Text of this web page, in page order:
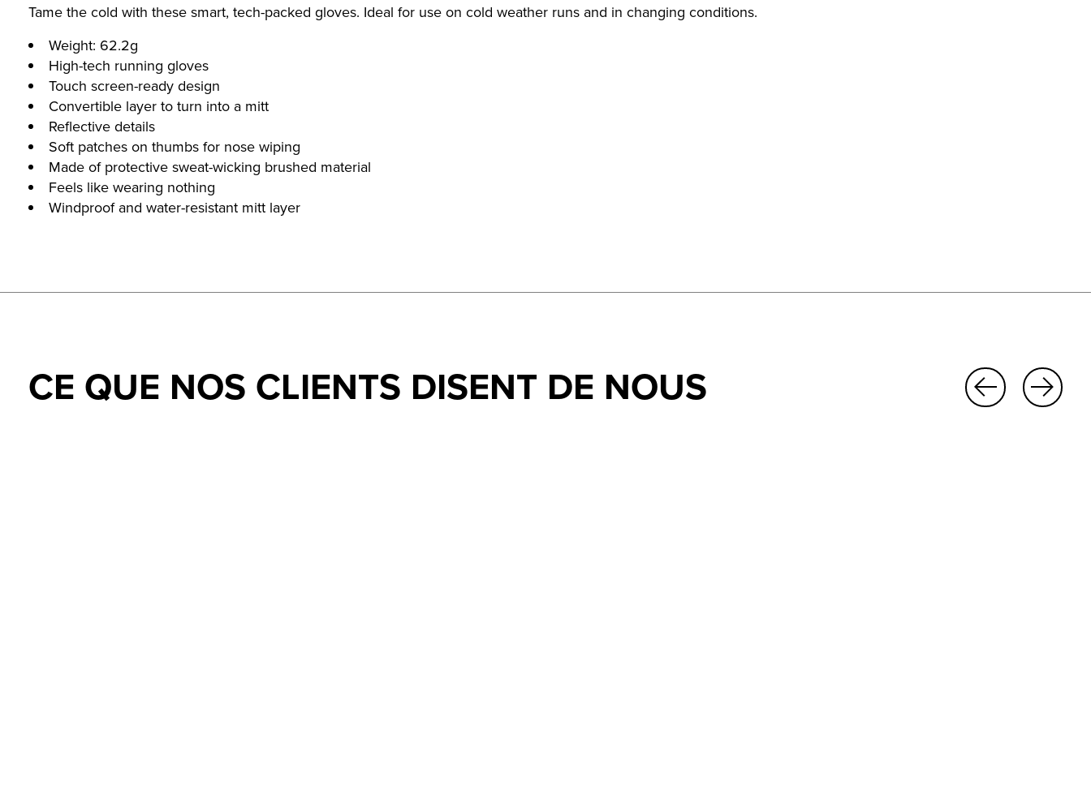
Tame the cold with these smart, tech-packed gloves. Ideal for use on cold weather runs and in changing conditions.
Weight: 62.2g
High-tech running gloves
Touch screen-ready design
Convertible layer to turn into a mitt
Reflective details
Soft patches on thumbs for nose wiping
Made of protective sweat-wicking brushed material
Feels like wearing nothing
Windproof and water-resistant mitt layer
CE QUE NOS CLIENTS DISENT DE NOUS